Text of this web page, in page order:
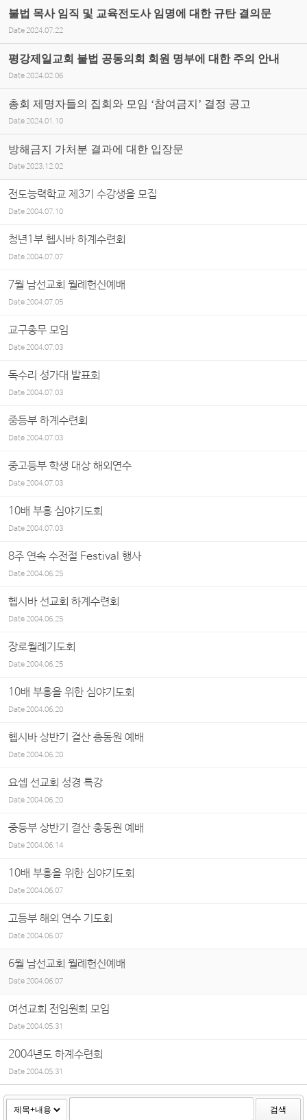
불법 목사 임직 및 교육전도사 임명에 대한 규탄 결의문
Date 2024.07.22
평강제일교회 불법 공동의회 회원 명부에 대한 주의 안내
Date 2024.02.06
총회 제명자들의 집회와 모임 ‘참여금지’ 결정 공고
Date 2024.01.10
방해금지 가처분 결과에 대한 입장문
Date 2023.12.02
전도능력학교 제3기 수강생을 모집
Date2004.07.10
청년1부 헵시바 하계수련회
Date2004.07.07
7월 남선교회 월례헌신예배
Date2004.07.05
교구총무 모임
Date2004.07.03
독수리 성가대 발표회
Date2004.07.03
중등부 하계수련회
Date2004.07.03
중고등부 학생 대상 해외연수
Date2004.07.03
10배 부흥 심야기도회
Date2004.07.03
8주 연속 수전절 Festival 행사
Date2004.06.25
헵시바 선교회 하계수련회
Date2004.06.25
장로월례기도회
Date2004.06.25
10배 부흥을 위한 심야기도회
Date2004.06.20
헵시바 상반기 결산 총동원 예배
Date2004.06.20
요셉 선교회 성경 특강
Date2004.06.20
중등부 상반기 결산 총동원 예배
Date2004.06.14
10배 부흥을 위한 심야기도회
Date2004.06.07
고등부 해외 연수 기도회
Date2004.06.07
6월 남선교회 월례헌신예배
Date 2004.06.07
여선교회 전임원회 모임
Date2004.05.31
2004년도 하계수련회
Date2004.05.31
검색